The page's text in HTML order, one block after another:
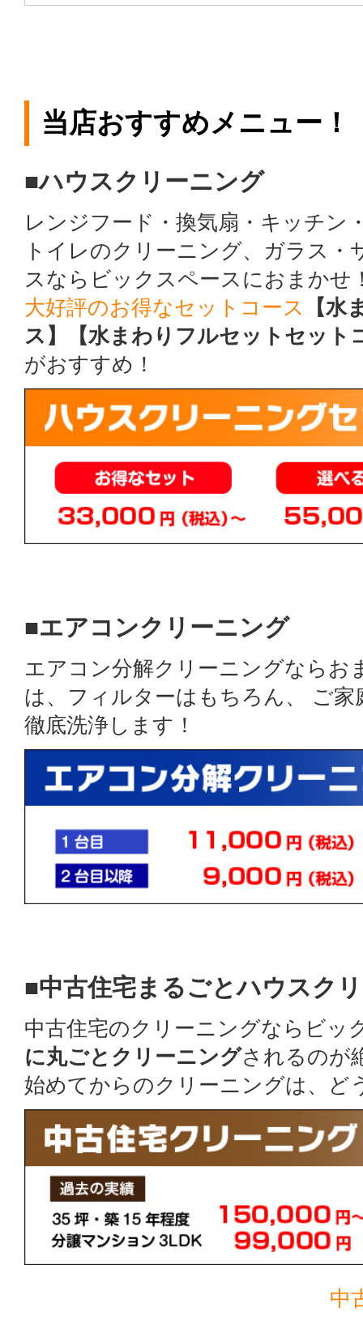
当店おすすめメニュー！
■ハウスクリーニング
レンジフード・換気扇・キッチン
トイレのクリーニング、ガラス
スならビックスペースにおまかせ
大好評のお得なセットコース
【
ス】【水まわりフルセットセット
がおすすめ！
■エアコンクリーニング
エアコン分解クリーニングならお
は、フィルターはもちろん、 ご
徹底洗浄します！
■中古住宅まるごとハウスク
中古住宅のクリーニングならビッ
に丸ごとクリーニングされるのが
始めてからのクリーニングは、ど
中